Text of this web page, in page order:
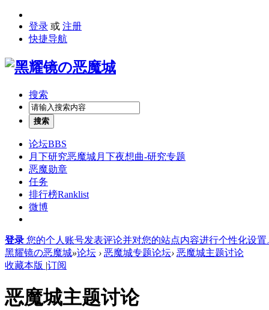
登录 或 注册
快捷导航
搜索
搜索
论坛BBS
月下研究恶魔城月下夜想曲-研究专题
恶魔勋章
任务
排行榜Ranklist
微博
登录 您的个人账号发表评论并对您的站点内容进行个性化设置
黑耀镜の恶魔城»论坛 › 恶魔城专题论坛› 恶魔城主题讨论
收藏本版 |订阅
恶魔城主题讨论